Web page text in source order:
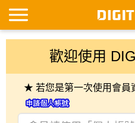
歡迎使用
★ 若您是第一次使用會員